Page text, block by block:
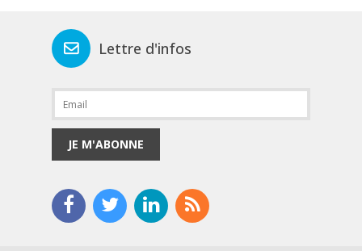
Lettre d'infos
JE M'ABONNE